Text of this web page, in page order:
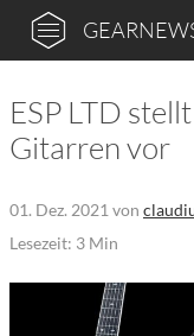
ESP LTD
Gitarren vor
01. Dez. 2021 von
Lesezeit: 3 Min